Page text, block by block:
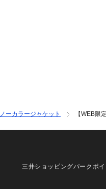
ノーカラージャケット 【WEB限
三井ショッピングパークポイ